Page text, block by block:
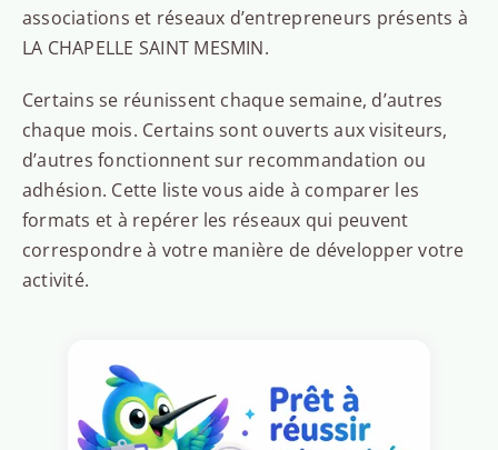
associations et réseaux d’entrepreneurs présents à
LA CHAPELLE SAINT MESMIN.
Certains se réunissent chaque semaine, d’autres
chaque mois. Certains sont ouverts aux visiteurs,
d’autres fonctionnent sur recommandation ou
adhésion. Cette liste vous aide à comparer les
formats et à repérer les réseaux qui peuvent
correspondre à votre manière de développer votre
activité.